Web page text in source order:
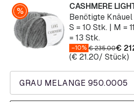
GRAU MELANGE 950.0005
CASHMERE
Benötigte Knäuel
S = 10 Stk. | M =
= 13 Stk.
–10% €235.00€
(€ 21.20/ Stück)